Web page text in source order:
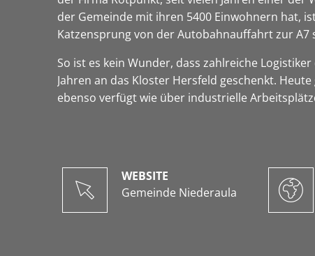
der Gemeinde mit ihren 5400 Einwohnern hat,
Katzensprung von der Autobahnauffahrt zur
So ist es kein Wunder, dass zahlreiche
Jahren an das Kloster Hersfeld geschenkt.
ebenso verfügt wie über industrielle
WEBSITE
Gemeinde Niederaula